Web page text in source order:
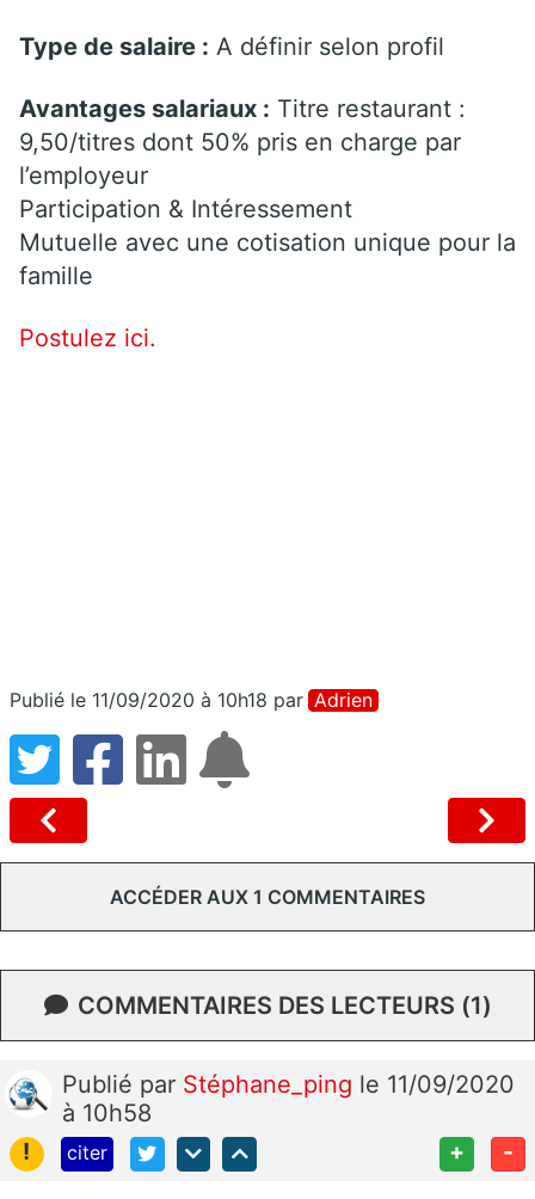
Type de salaire : A définir selon profil
Avantages salariaux : Titre restaurant :
9,50/titres dont 50% pris en charge par
l’employeur
Participation & Intéressement
Mutuelle avec une cotisation unique pour la
famille
Postulez ici.
Publié le 11/09/2020 à 10h18 par Adrien
ACCÉDER AUX 1 COMMENTAIRES
COMMENTAIRES DES LECTEURS (1)
Publié par Stéphane_ping le 11/09/2020
à 10h58
!
citer + -